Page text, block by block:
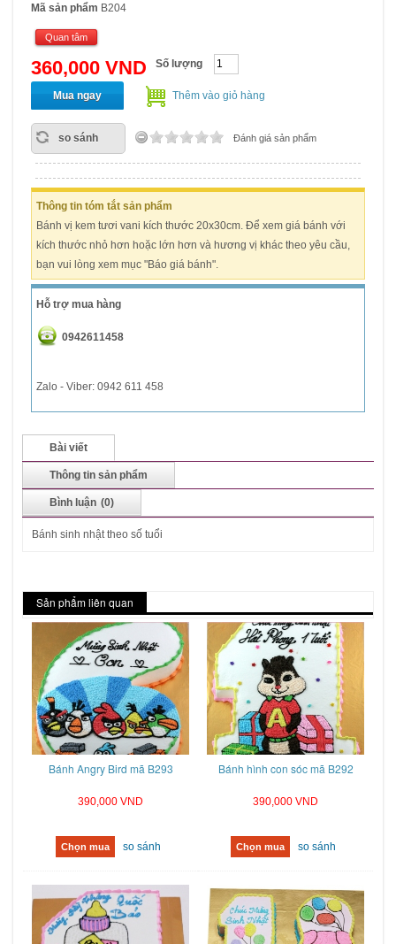
Mã sản phẩm B204
Quan tâm
360,000 VND Số lượng
Mua ngay Thêm vào giỏ hàng
so sánh Đánh giá sản phẩm
Thông tin tóm tắt sản phẩm
Bánh vị kem tươi vani kích thước 20x30cm. Để xem giá bánh với
kích thước nhỏ hơn hoặc lớn hơn và hương vị khác theo yêu cầu,
bạn vui lòng xem mục "Báo giá bánh".
Hỗ trợ mua hàng
0942611458
Zalo - Viber: 0942 611 458
Bài viết
Thông tin sản phẩm
Bình luận (0)
Bánh sinh nhật theo số tuổi
Sản phẩm liên quan
Bánh Angry Bird mã B293
390,000 VND
Chọn mua so sánh
Bánh hình con sóc mã B292
390,000 VND
Chọn mua so sánh